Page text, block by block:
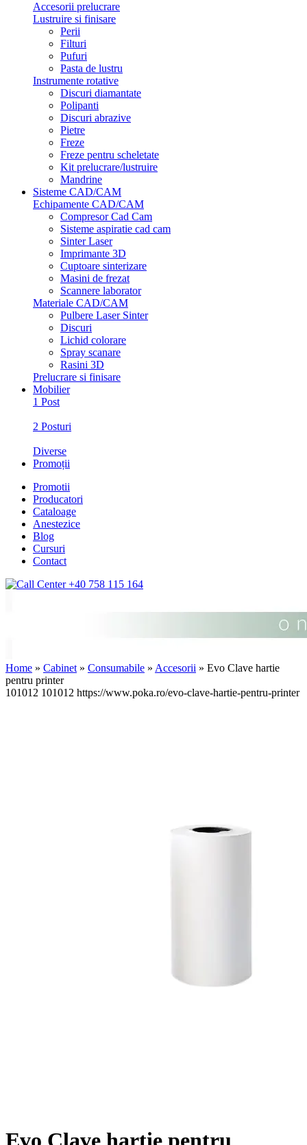
Accesorii prelucrare
Lustruire si finisare
Perii
Filturi
Pufuri
Pasta de lustru
Instrumente rotative
Discuri diamantate
Polipanti
Discuri abrazive
Pietre
Freze
Freze pentru scheletate
Kit prelucrare/lustruire
Mandrine
Sisteme CAD/CAM
Echipamente CAD/CAM
Compresor Cad Cam
Sisteme aspiratie cad cam
Sinter Laser
Imprimante 3D
Cuptoare sinterizare
Masini de frezat
Scannere laborator
Materiale CAD/CAM
Pulbere Laser Sinter
Discuri
Lichid colorare
Spray scanare
Rasini 3D
Prelucrare si finisare
Mobilier
1 Post
2 Posturi
Diverse
Promoții
Promotii
Producatori
Cataloage
Anestezice
Blog
Cursuri
Contact
+40 758 115 164
Home » Cabinet » Consumabile » Accesorii » Evo Clave hartie
pentru printer
101012 101012 https://www.poka.ro/evo-clave-hartie-pentru-printer